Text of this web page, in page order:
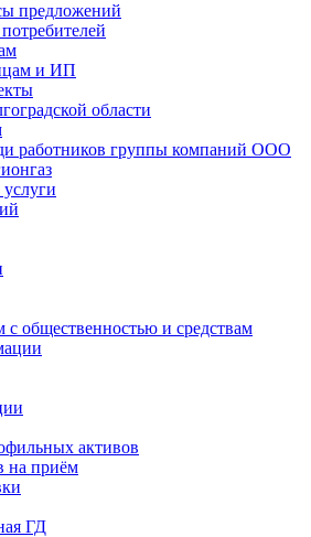
предложений
и ИП
области
работников группы компаний ООО
с общественностью и средствам
активов
на приём
ГД